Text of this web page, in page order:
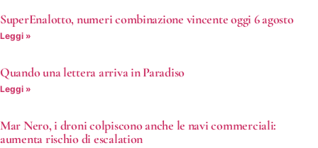
SuperEnalotto, numeri combinazione vincente oggi 6 agosto
Leggi »
Quando una lettera arriva in Paradiso
Leggi »
Mar Nero, i droni colpiscono anche le navi commerciali:
aumenta rischio di escalation